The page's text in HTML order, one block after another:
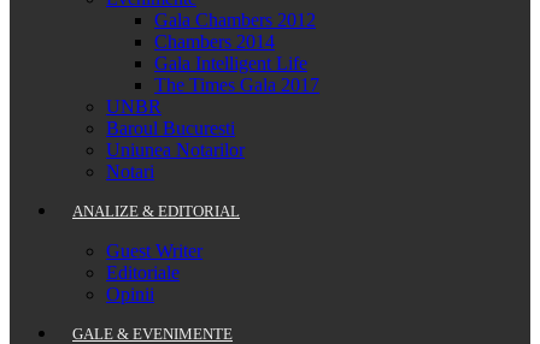
Gala Chambers 2012
Chambers 2014
Gala Intelligent Life
The Times Gala 2017
UNBR
Baroul Bucuresti
Uniunea Notarilor
Notari
ANALIZE & EDITORIAL
Guest Writer
Editoriale
Opinii
GALE & EVENIMENTE